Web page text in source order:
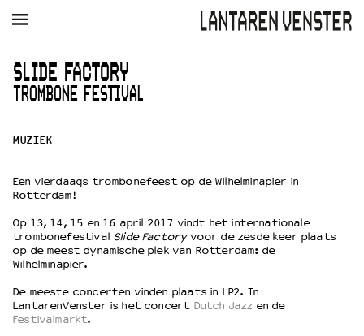
AGENDA FILM MUZIEK
Winkelmandje
Zoek
PLAN JE BEZOEK
Bereikbaarheid
Kaartverkoop
EDUCATIE
Schoolvoorstellingen
Filmprogramma’s Primair Onderwijs
Filmprogramma’s VO/MBO
SLIDE FACTORY
TROMBONE FESTIVAL
MUZIEK
Een vierdaags trombonefeest op de Wilhelminapier in
Rotterdam!
Op 13, 14, 15 en 16 april 2017 vindt het internationale
trombonefestival Slide Factoryvoor de zesde keer plaats
op de meest dynamische plek van Rotterdam: de
Wilhelminapier.
De meeste concerten vinden plaats in LP2. In
LantarenVenster is het concert Dutch Jazz en de
Festivalmarkt.